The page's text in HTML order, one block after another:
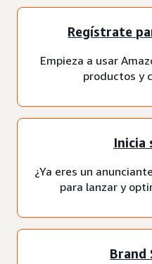
Regístrate
Empieza a usar
productos y
Inicia
¿Ya eres un
para lanzar y
Brand